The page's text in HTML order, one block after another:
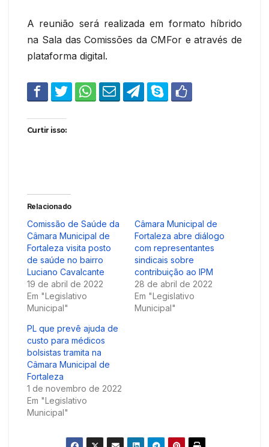
A reunião será realizada em formato híbrido
na Sala das Comissões da CMFor e através de
plataforma digital.
Curtir isso:
Relacionado
Comissão de Saúde da
Câmara Municipal de
Fortaleza visita posto
de saúde no bairro
Luciano Cavalcante
19 de abril de 2022
Em "Legislativo
Municipal"
Câmara Municipal de
Fortaleza abre diálogo
com representantes
sindicais sobre
contribuição ao IPM
28 de abril de 2022
Em "Legislativo
Municipal"
PL que prevê ajuda de
custo para médicos
bolsistas tramita na
Câmara Municipal de
Fortaleza
1 de novembro de 2022
Em "Legislativo
Municipal"